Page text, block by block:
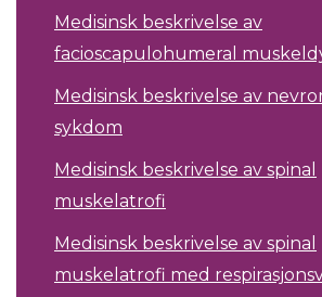
Medisinsk beskrivelse av
facioscapulohumeral
Medisinsk beskrivelse av
sykdom
Medisinsk beskrivelse av spinal
muskelatrofi
Medisinsk beskrivelse av spinal
muskelatrofi med